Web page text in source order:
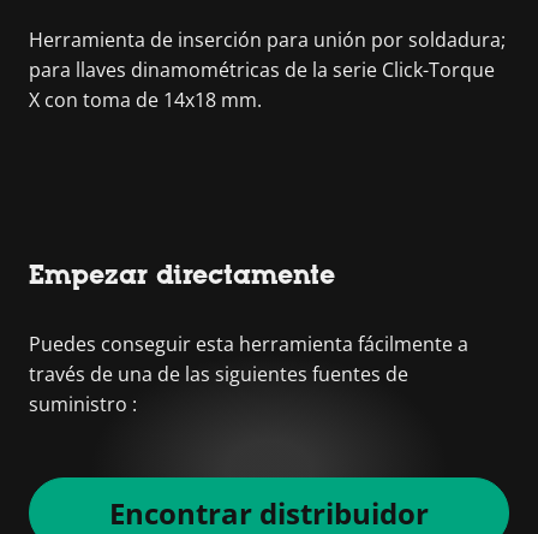
Herramienta de inserción para unión por soldadura;
para llaves dinamométricas de la serie Click-Torque
X con toma de 14x18 mm.
Empezar directamente
Puedes conseguir esta herramienta fácilmente a
través de una de las siguientes fuentes de
suministro :
Encontrar distribuidor